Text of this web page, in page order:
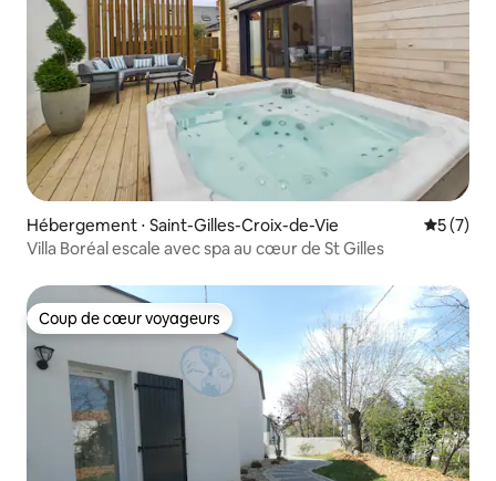
Hébergement ⋅ Saint-Gilles-Croix-de-Vie
5 (7)
Villa Boréal escale avec spa au cœur de St Gilles
Coup de cœur voyageurs
Coup de cœur voyageurs